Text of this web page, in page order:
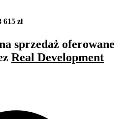
615 zł
sprzedaż oferowane
Real Development